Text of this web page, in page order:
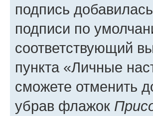
подпись
подписи по
соответствующий
пункта «Личные
сможете отменить
убрав флажок